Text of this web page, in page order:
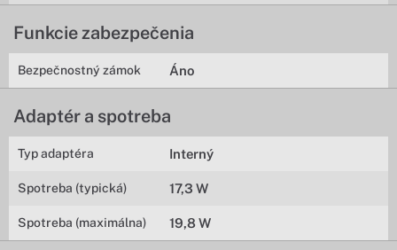
Funkcie zabezpečenia
Bezpečnostný zámok Áno
Adaptér a spotreba
Typ adaptéra Interný
Spotreba (typická) 17,3 W
Spotreba (maximálna) 19,8 W